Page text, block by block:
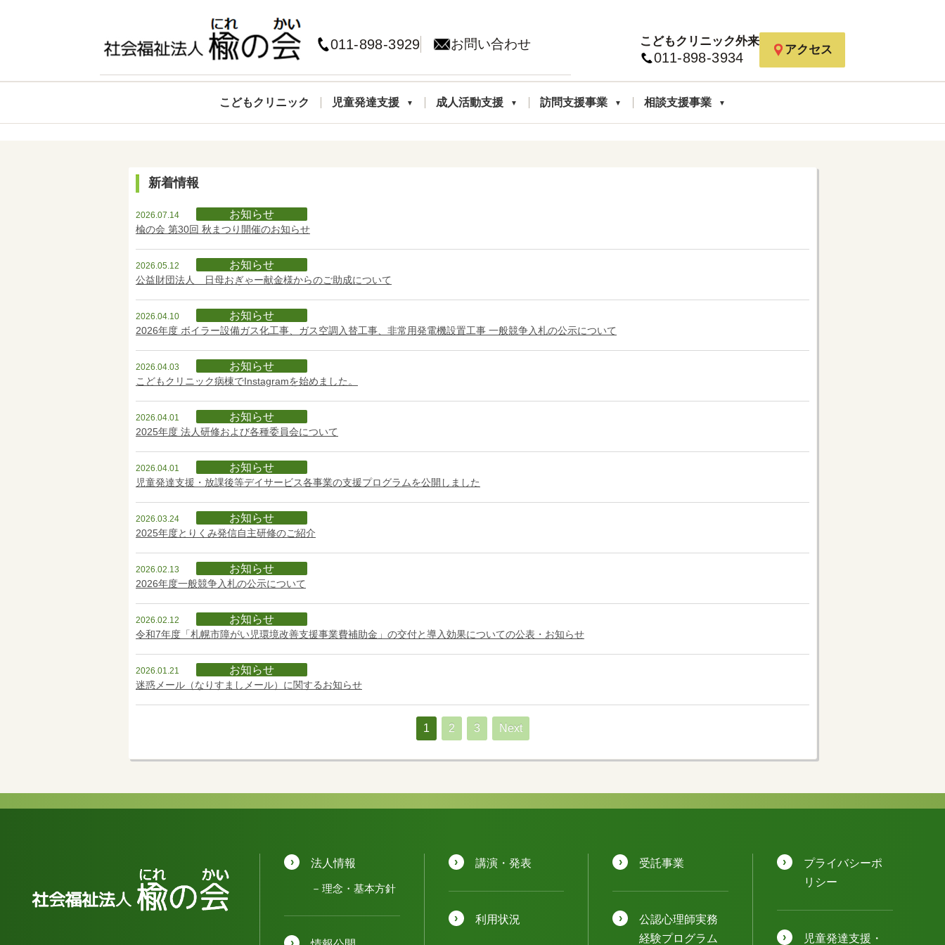
011-898-3929 お問い合わせ こどもクリニック外来
011-898-3934
アクセス
こどもクリニック 児童発達支援 成人活動支援 訪問支援事業 相談支援事業
新着情報
2026.07.14 お知らせ
楡の会 第30回 秋まつり開催のお知らせ
2026.05.12 お知らせ
公益財団法人 日母おぎゃー献金様からのご助成について
2026.04.10 お知らせ
2026年度 ボイラー設備ガス化工事、ガス空調入替工事、非常用発電機設置工事 一般競争入札の公示について
2026.04.03 お知らせ
こどもクリニック病棟でInstagramを始めました。
2026.04.01 お知らせ
2025年度 法人研修および各種委員会について
2026.04.01 お知らせ
児童発達支援・放課後等デイサービス各事業の支援プログラムを公開しました
2026.03.24 お知らせ
2025年度とりくみ発信自主研修のご紹介
2026.02.13 お知らせ
2026年度一般競争入札の公示について
2026.02.12 お知らせ
令和7年度「札幌市障がい児環境改善支援事業費補助金」の交付と導入効果についての公表・お知らせ
2026.01.21 お知らせ
迷惑メール（なりすましメール）に関するお知らせ
1 2 3 Next
法人情報
理念・基本方針
講演・発表
利用状況
受託事業
公認⼼理師実務
経験プログラム
プライバシーポ
リシー
児童発達⽀援・